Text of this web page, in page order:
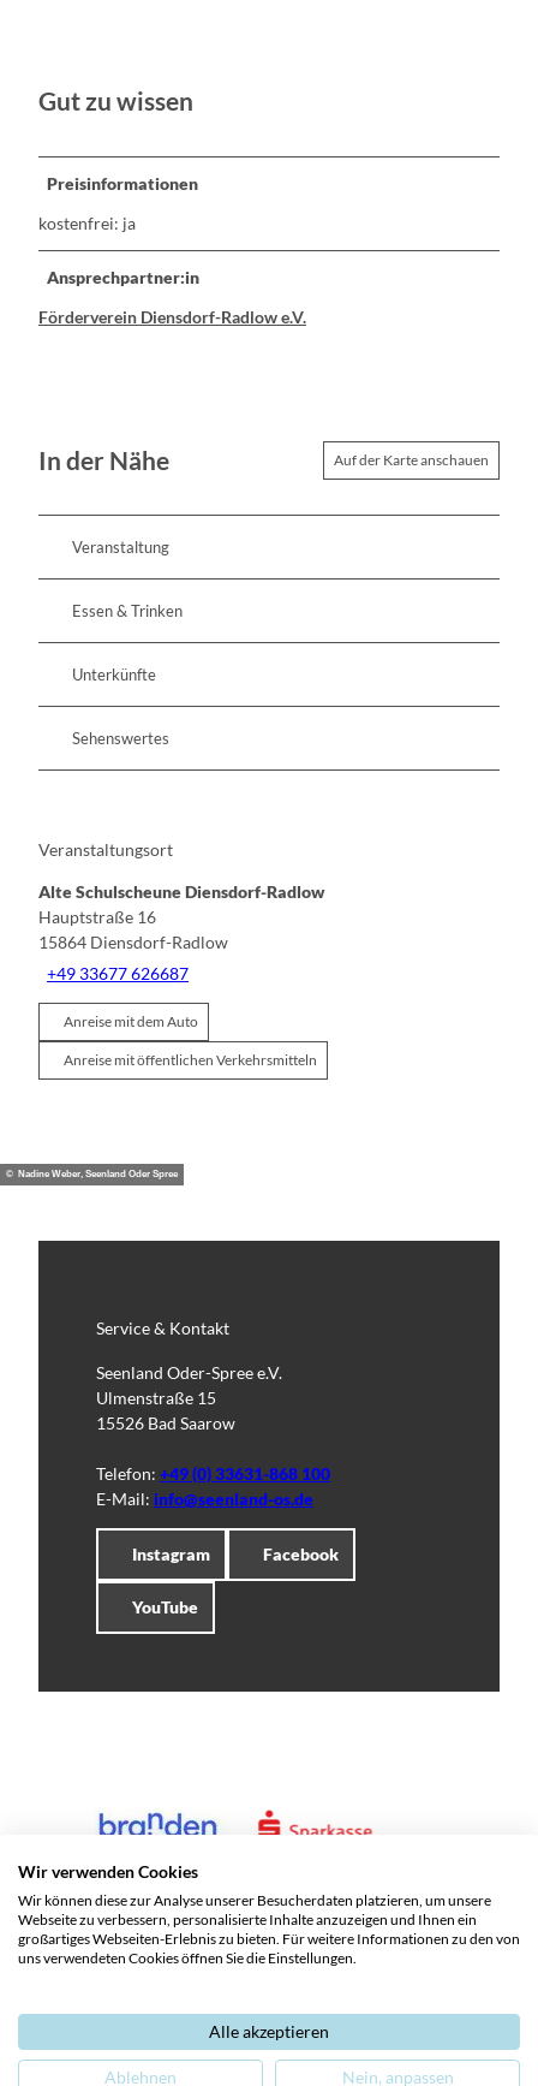
Gut zu wissen
Preisinformationen
kostenfrei: ja
Ansprechpartner:in
Förderverein Diensdorf-Radlow e.V.
In der Nähe Auf der Karte anschauen
Veranstaltung
Essen & Trinken
Unterkünfte
Sehenswertes
Veranstaltungsort
Alte Schulscheune Diensdorf-Radlow
Hauptstraße 16
15864 Diensdorf-Radlow
+49 33677 626687
Anreise mit dem Auto
Anreise mit öffentlichen Verkehrsmitteln
© Nadine Weber, Seenland Oder Spree
Service & Kontakt
Seenland Oder-Spree e.V.
Ulmenstraße 15
15526 Bad Saarow
Telefon: +49 (0) 33631-868 100
E-Mail: info@seenland-os.de
Instagram Facebook
YouTube
Service und Kontakte
Datenschutz
Wir verwenden Cookies
Wir können diese zur Analyse unserer Besucherdaten platzieren, um unsere
Webseite zu verbessern, personalisierte Inhalte anzuzeigen und Ihnen ein
großartiges Webseiten-Erlebnis zu bieten. Für weitere Informationen zu den von
uns verwendeten Cookies öffnen Sie die Einstellungen.
Alle akzeptieren
Ablehnen Nein, anpassen